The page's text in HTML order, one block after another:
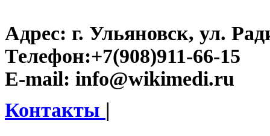
Адрес: г. Ульяновск, ул.
Телефон:+7(908)911-66-15
E-mail: info@wikimedi.ru
Контакты |